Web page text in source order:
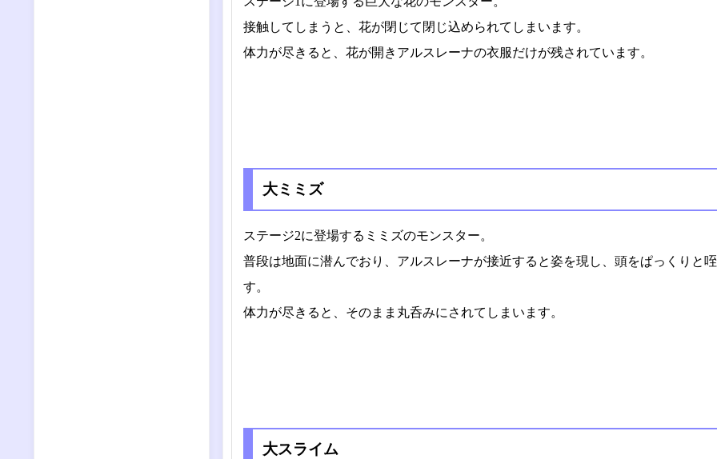
接触してしまうと、花が閉じて閉じ込められてしまいます。
体力が尽きると、花が開きアルスレーナの衣服だけが残されています。
大ミミズ
ステージ2に登場するミミズのモンスター。
普段は地面に潜んでおり、アルスレーナが接近すると姿を現し、頭をぱっくりと
す。
体力が尽きると、そのまま丸呑みにされてしまいます。
大スライム